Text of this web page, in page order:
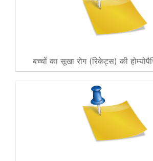
बच्चों का सूखा रोग (रिकेट्स) की